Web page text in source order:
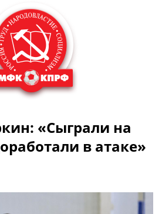
«Сыграли на
в атаке»